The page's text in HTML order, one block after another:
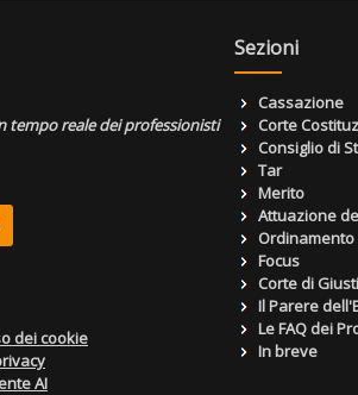
tempo reale dei professionisti
dei cookie
AI
Sezioni
Cassazione
Corte
Consiglio di
Tar
Merito
Attuazione
Focus
Corte di
Il Parere
Le FAQ dei
In breve